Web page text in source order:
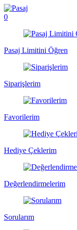
0
Pasaj Limitini Öğren
Siparişlerim
Favorilerim
Hediye Çeklerim
Değerlendirmelerim
Sorularım